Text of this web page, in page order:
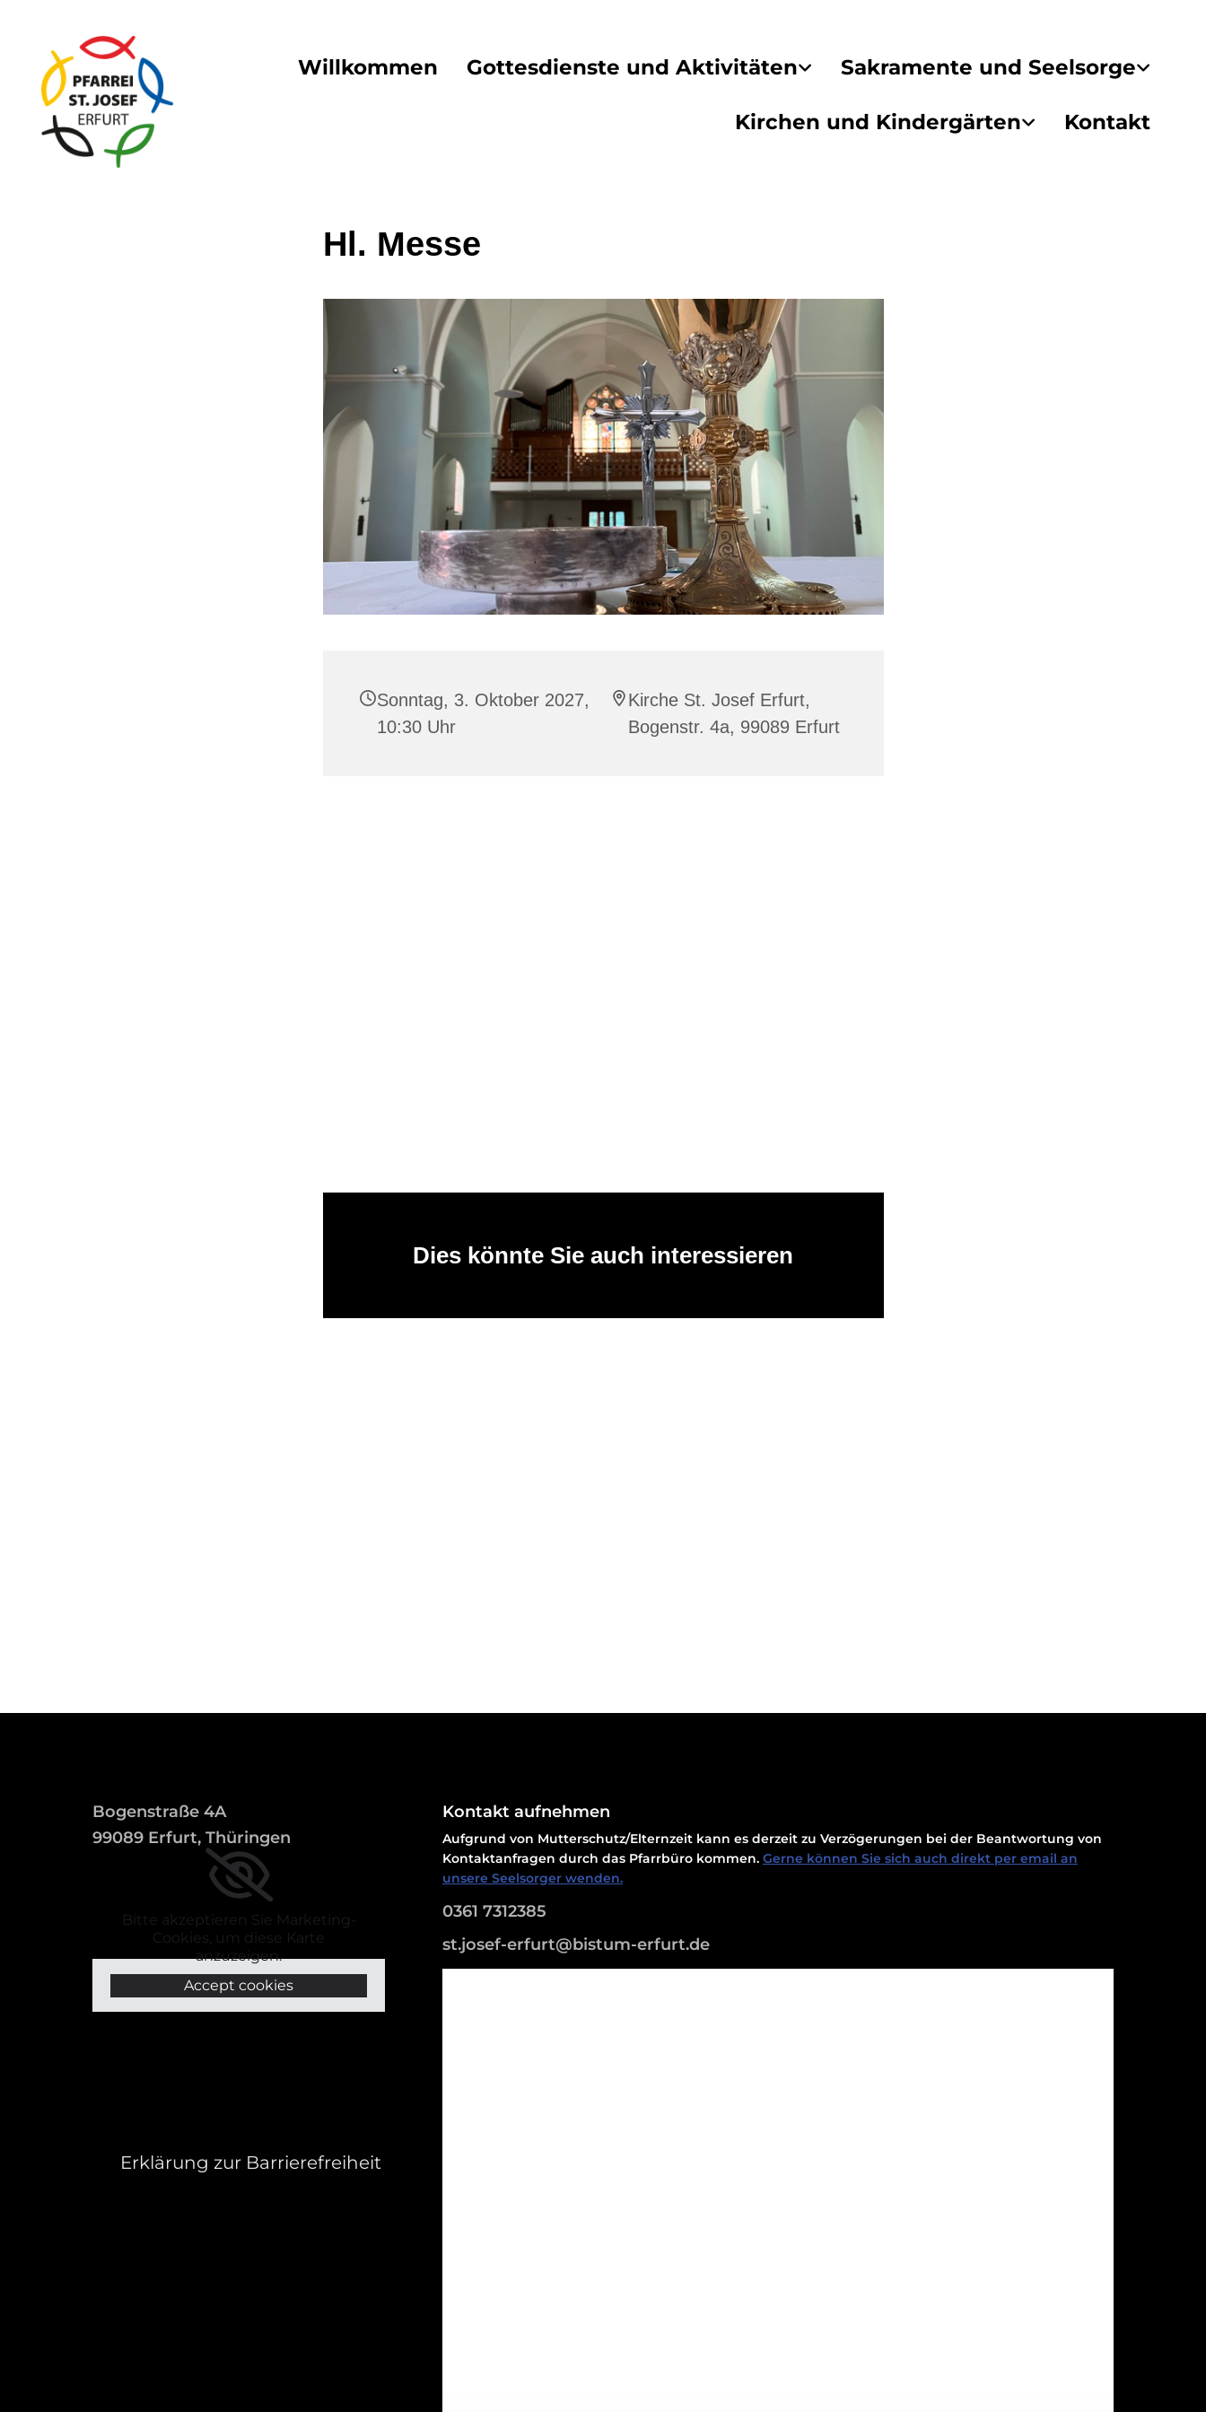
Willkommen Gottesdienste und Aktivitäten Sakramente und Seelsorge
Kirchen und Kindergärten Kontakt
Hl. Messe
Sonntag, 3. Oktober 2027,
10:30 Uhr
Kirche St. Josef Erfurt,
Bogenstr. 4a, 99089 Erfurt
Dies könnte Sie auch interessieren
Bogenstraße 4A
99089 Erfurt, Thüringen
Bitte akzeptieren Sie Marketing-
Cookies, um diese Karte
anzuzeigen.
Accept cookies
Erklärung zur Barrierefreiheit
Kontakt aufnehmen
Aufgrund von Mutterschutz/Elternzeit kann es derzeit zu Verzögerungen bei der Beantwortung von
Kontaktanfragen durch das Pfarrbüro kommen. Gerne können Sie sich auch direkt per email an
unsere Seelsorger wenden.
0361 7312385
st.josef-erfurt@bistum-erfurt.de